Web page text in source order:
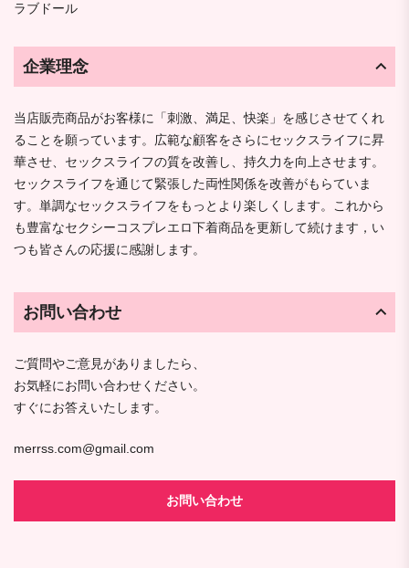
ラブドール
企業理念
当店販売商品がお客様に「刺激、満足、快楽」を感じさせてくれ
ることを願っています。広範な顧客をさらにセックスライフに昇
華させ、セックスライフの質を改善し、持久力を向上させます。
セックスライフを通じて緊張した両性関係を改善がもらていま
す。単調なセックスライフをもっとより楽しくします。これから
も豊富なセクシーコスプレエロ下着商品を更新して続けます，い
つも皆さんの応援に感謝します。
お問い合わせ
ご質問やご意見がありましたら、
お気軽にお問い合わせください。
すぐにお答えいたします。
merrss.com@gmail.com
お問い合わせ